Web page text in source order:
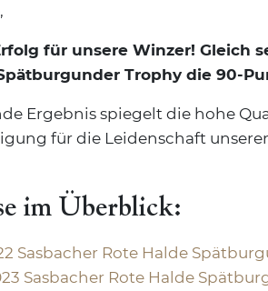
für unsere Winzer! Gleich
Trophy die 90-
Ergebnis spiegelt die hohe
für die Leidenschaft
im Überblick:
Sasbacher Rote Halde
Sasbacher Rote Halde